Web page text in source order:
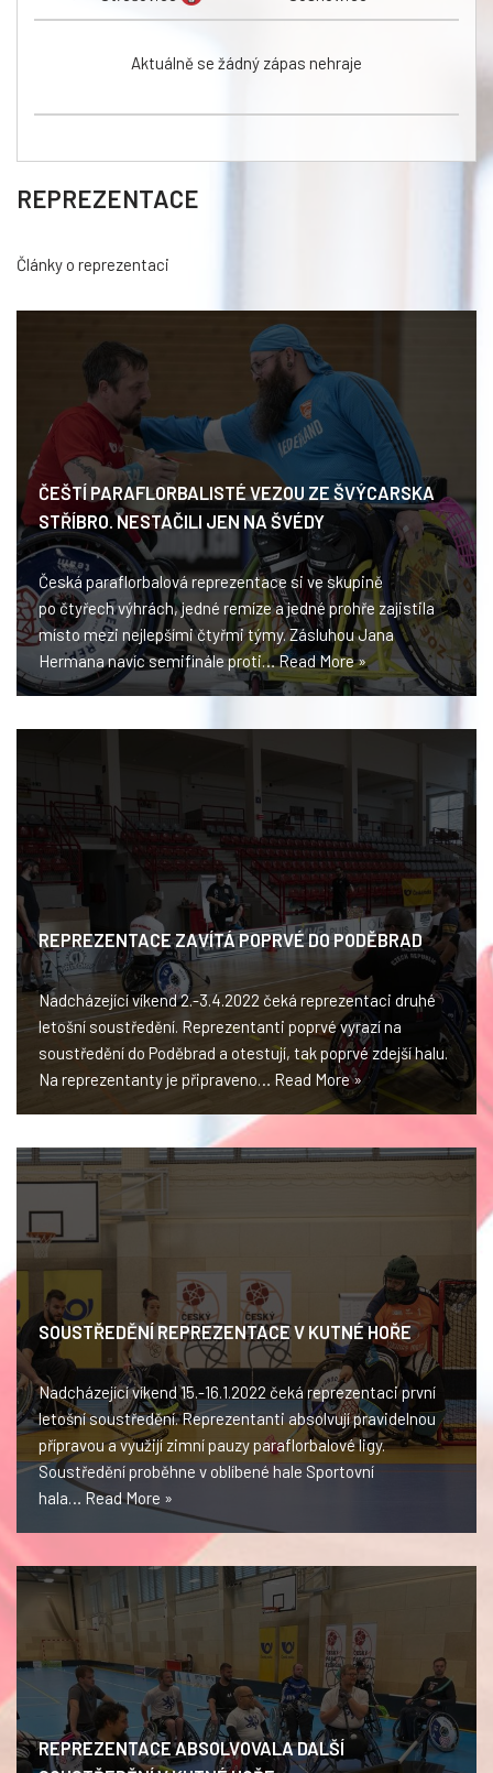
Aktuálně se žádný zápas nehraje
REPREZENTACE
Články o reprezentaci
ČEŠTÍ PARAFLORBALISTÉ VEZOU ZE ŠVÝCARSKA
STŘÍBRO. NESTAČILI JEN NA ŠVÉDY
Česká paraflorbalová reprezentace si ve skupině
po čtyřech výhrách, jedné remíze a jedné prohře zajistila
místo mezi nejlepšími čtyřmi týmy. Zásluhou Jana
Hermana navíc semifinále proti…Read More »
REPREZENTACE ZAVÍTÁ POPRVÉ DO PODĚBRAD
Nadcházející víkend 2.-3.4.2022 čeká reprezentaci druhé
letošní soustředění. Reprezentanti poprvé vyrazí na
soustředění do Poděbrad a otestují, tak poprvé zdejší halu.
Na reprezentanty je připraveno… Read More »
SOUSTŘEDĚNÍ REPREZENTACE V KUTNÉ HOŘE
Nadcházející víkend 15.-16.1.2022 čeká reprezentaci první
letošní soustředění. Reprezentanti absolvují pravidelnou
přípravou a využijí zimní pauzy paraflorbalové ligy.
Soustředění proběhne v oblíbené hale Sportovní
hala… Read More »
REPREZENTACE ABSOLVOVALA DALŠÍ